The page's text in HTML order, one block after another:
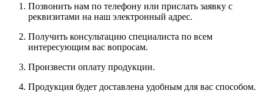
Позвонить нам по телефону или прислать заявку с
реквизитами на наш электронный адрес.
Получить консультацию специалиста по всем
интересующим вас вопросам.
Произвести оплату продукции.
Продукция будет доставлена удобным для вас способом.